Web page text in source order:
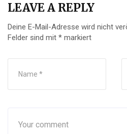
LEAVE A REPLY
Deine E-Mail-Adresse wird nicht
Felder sind mit * markiert